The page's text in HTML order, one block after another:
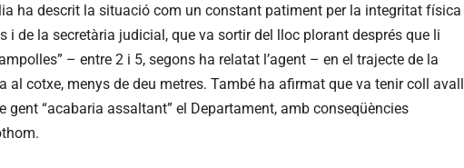
ha descrit la situació com un constant patiment per la integritat física
i de la secretària judicial, que va sortir del lloc plorant després que li
– entre 2 i 5, segons ha relatat l’agent – en el trajecte de la
al cotxe, menys de deu metres. També ha afirmat que va tenir coll avall
gent “acabaria assaltant” el Departament, amb conseqüències